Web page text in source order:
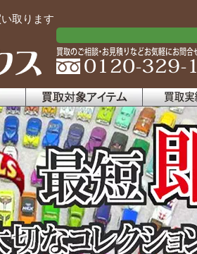
取ります